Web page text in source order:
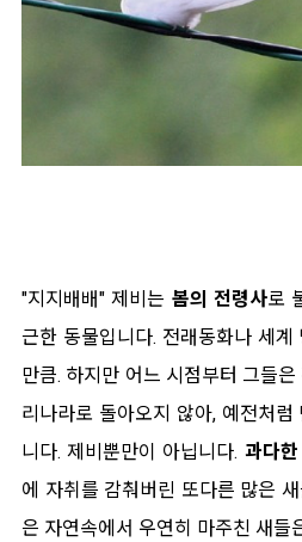
"지지배배" 제비는 봄의 전령사로
근한 동물입니다. 전래동화나 세
만큼. 하지만 어느 시점부터 그들
리나라로 돌아오지 않아, 예전처
니다. 제비뿐만이 아닙니다. 과다
에 자취를 감춰버린 또다른 많은
은 자연속에서 우연히 마주친 새들